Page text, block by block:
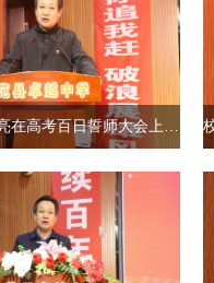
校长于世亮在高考百日誓师大会上的动员演讲节选（一）